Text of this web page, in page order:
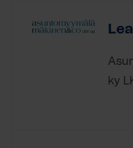
ky